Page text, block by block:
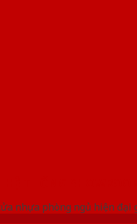
nhựa phòng ngủ hiện đại